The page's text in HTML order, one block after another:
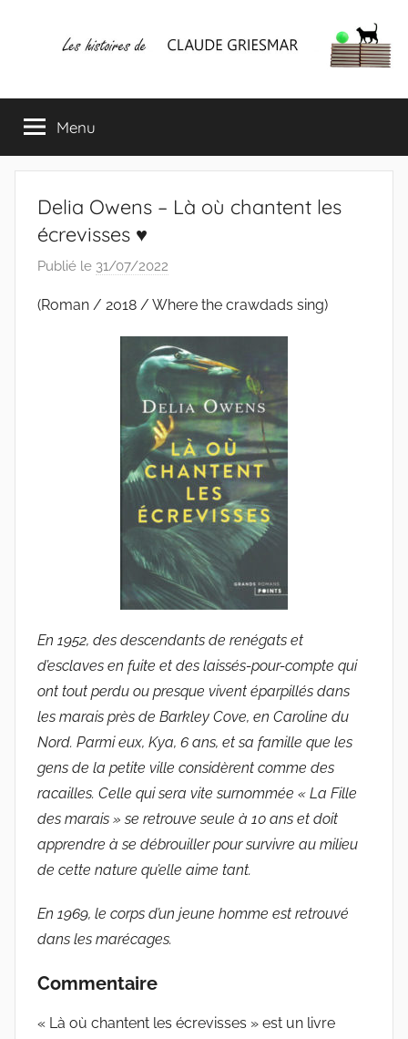
Les
histoires
de
CLAUDE
GRIESMAR
mes
lectures
favorites
Menu
Delia Owens – Là où chantent les
écrevisses ♥
Publié le 31/07/2022
r
C
l
u
d
e
G
r
i
e
s
m
r
(Roman / 2018 / Where the crawdads sing)
En 1952, des descendants de renégats et
d’esclaves en fuite et des laissés-pour-compte qui
ont tout perdu ou presque vivent éparpillés dans
les marais près de Barkley Cove, en Caroline du
Nord. Parmi eux, Kya, 6 ans, et sa famille que les
gens de la petite ville considèrent comme des
racailles. Celle qui sera vite surnommée « La Fille
des marais » se retrouve seule à 10 ans et doit
apprendre à se débrouiller pour survivre au milieu
de cette nature qu’elle aime tant.
En 1969, le corps d’un jeune homme est retrouvé
dans les marécages.
Commentaire
« Là où chantent les écrevisses » est un livre